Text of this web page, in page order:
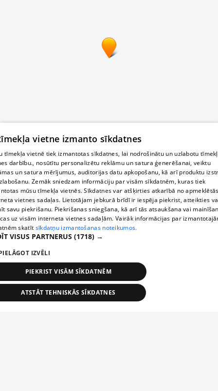
vietne izmanto sīkdatnes
tīmekļa vietnē tiek izmantotas sīkdatnes, lai nodrošinātu un uzlabotu
darbību., nosūtītu personalizētu reklāmu un satura ģenerēšanai, veiktu
un satura mērījumus, auditorijas datu apkopošanu, kā arī produktu
Zemāk sniedzam informāciju par visām sīkdatnēm, kuras tiek
mūsu tīmekļa vietnēs. Sīkdatnes var atšķirties atkarībā no
vietnes sadaļas. Lietotājam jebkurā brīdī ir iespēja piekrist, atteikties
savu piekrišanu. Piekrišanas sniegšana, kā arī tās atsaukšana vai
uz visām interneta vietnes sadaļām. Vairāk informācijas par
skatīt sīkdatņu izmantošanas noteikumos.
VISUS PARTNERUS (1718) →
IZVĒLI
PIEKRIST VISĀM SĪKDATNĒM
ATSTĀT TEHNISKĀS SĪKDATNES